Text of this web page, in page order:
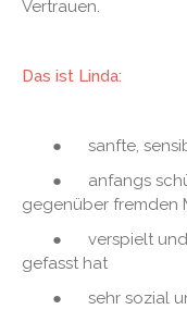
Vertrauen.
Das ist Linda:
● sanfte,
● anfangs
gegenüber fremden
● verspielt und
gefasst hat
● sehr sozial und